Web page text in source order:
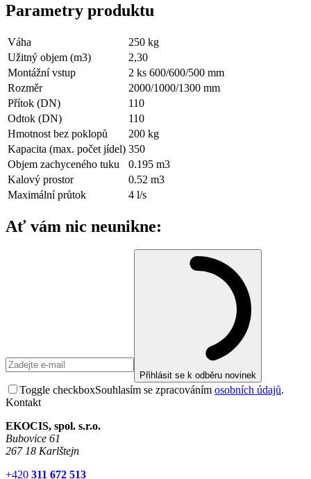
Parametry produktu
Váha 250 kg
Užitný objem (m3)
2,30
Montážní vstup
2 ks 600/600/500 mm
Rozměr
2000/1000/1300 mm
Přítok (DN)
110
Odtok (DN)
110
Hmotnost bez poklopů
200 kg
Kapacita (max. počet jídel) 350
Objem zachyceného tuku
0.195 m3
Kalový prostor
0.52 m3
Maximální průtok
4 l/s
Ať vám nic neunikne:
Přihlásit se k odběru novinek
Toggle checkboxSouhlasím se zpracováním osobních údajů.
Kontakt
EKOCIS, spol. s.r.o.
Bubovice 61
267 18 Karlštejn
+420 311 672 513